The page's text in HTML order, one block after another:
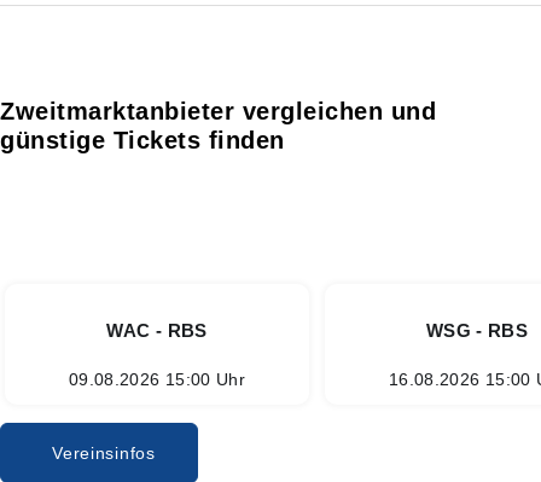
Zweitmarktanbieter vergleichen und
günstige Tickets finden
WAC - RBS
09.08.2026 15:00 Uhr
WSG - RBS
16.08.2026 15:00
Vereinsinfos